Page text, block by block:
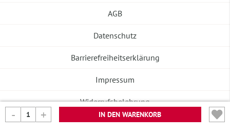
IN DEN WARENKORB
AGB
Datenschutz
Barrierefreiheitserklärung
Impressum
Widerrufsbelehrung
Vertrag widerrufen